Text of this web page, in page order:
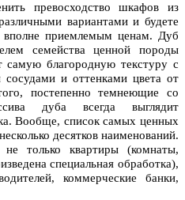
превосходство шкафов из
вариантами и будете
приемлемым ценам. Дуб
семейства ценной породы
самую благородную текстуру с
и оттенками цвета от
постепенно темнеющие со
дуба всегда выглядит
Вообще, список самых ценных
десятков наименований.
только квартиры (комнаты,
специальная обработка),
коммерческие банки,